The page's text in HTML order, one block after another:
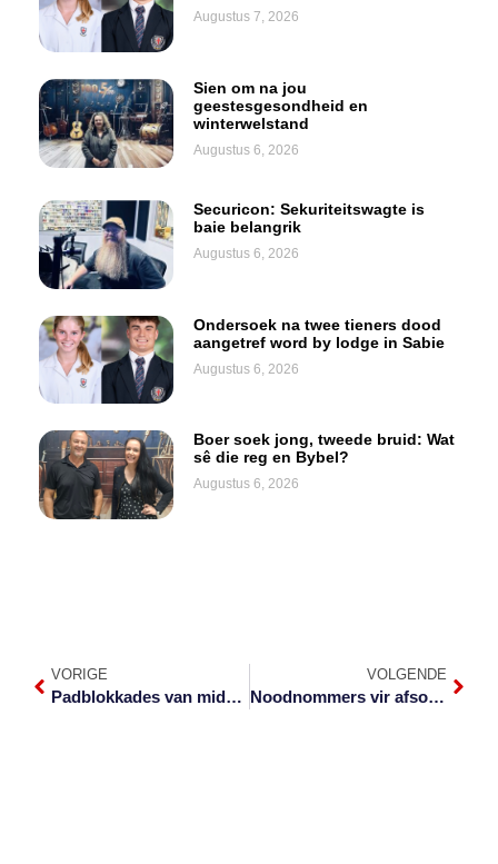
Augustus 7, 2026
Sien om na jou
geestesgesondheid en
winterwelstand
Augustus 6, 2026
Securicon: Sekuriteitswagte is
baie belangrik
Augustus 6, 2026
Ondersoek na twee tieners dood
aangetref word by lodge in Sabie
Augustus 6, 2026
Boer soek jong, tweede bruid: Wat
sê die reg en Bybel?
Augustus 6, 2026
VORIGE
Padblokkades van middernag
VOLGENDE
Noodnommers vir afsondering tydperk